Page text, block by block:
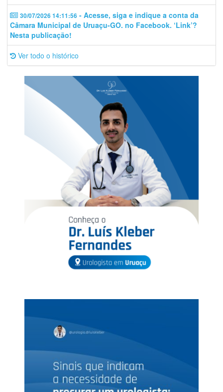
30/07/2026 14:11:56 - Acesse, siga e indique a conta da
Câmara Municipal de Uruaçu-GO. no Facebook. ‘Link’?
Nesta publicação!
Ver todo o histórico